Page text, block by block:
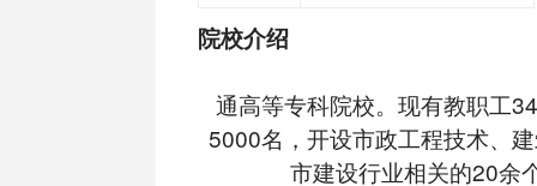
院校介绍
通高等专科院校。现有教职工
5000名，开设市政工程技术、
市建设行业相关的20余